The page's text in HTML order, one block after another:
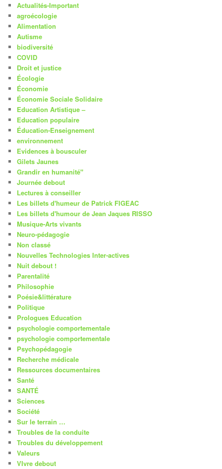
Actualités-Important
agroécologie
Alimentation
Autisme
biodiversité
COVID
Droit et justice
Écologie
Économie
Économie Sociale Solidaire
Education Artistique –
Education populaire
Éducation-Enseignement
environnement
Evidences à bousculer
Gilets Jaunes
Grandir en humanité"
Journée debout
Lectures à conseiller
Les billets d'humeur de Patrick FIGEAC
Les billets d'humour de Jean Jaques RISSO
Musique-Arts vivants
Neuro-pédagogie
Non classé
Nouvelles Technologies Inter-actives
Nuit debout !
Parentalité
Philosophie
Poésie&littérature
Politique
Prologues Education
psychologie comportementale
psychologie comportementale
Psychopédagogie
Recherche médicale
Ressources documentaires
Santé
SANTÉ
Sciences
Société
Sur le terrain …
Troubles de la conduite
Troubles du développement
Valeurs
VIvre debout